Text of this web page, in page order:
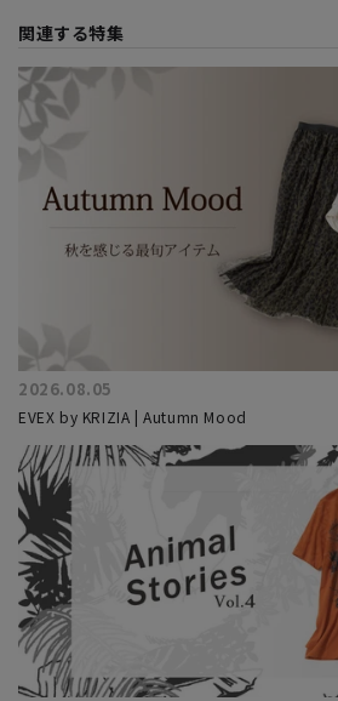
関連する特集
2026.08.05
EVEX by KRIZIA | Autumn Mood